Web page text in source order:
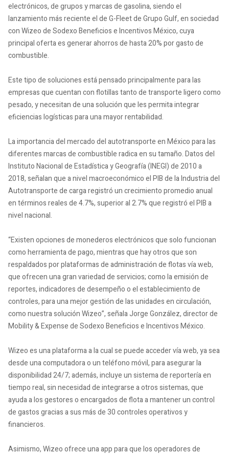
electrónicos, de grupos y marcas de gasolina, siendo el
lanzamiento más reciente el de G-Fleet de Grupo Gulf, en sociedad
con Wizeo de Sodexo Beneficios e Incentivos México, cuya
principal oferta es generar ahorros de hasta 20% por gasto de
combustible.
Este tipo de soluciones está pensado principalmente para las
empresas que cuentan con flotillas tanto de transporte ligero como
pesado, y necesitan de una solución que les permita integrar
eficiencias logísticas para una mayor rentabilidad.
La importancia del mercado del autotransporte en México para las
diferentes marcas de combustible radica en su tamaño. Datos del
Instituto Nacional de Estadística y Geografía (INEGI) de 2010 a
2018, señalan que a nivel macroeconómico el PIB de la Industria del
Autotransporte de carga registró un crecimiento promedio anual
en términos reales de 4.7%, superior al 2.7% que registró el PIB a
nivel nacional.
“Existen opciones de monederos electrónicos que solo funcionan
como herramienta de pago, mientras que hay otros que son
respaldados por plataformas de administración de flotas vía web,
que ofrecen una gran variedad de servicios; como la emisión de
reportes, indicadores de desempeño o el establecimiento de
controles, para una mejor gestión de las unidades en circulación,
como nuestra solución Wizeo”, señala Jorge González, director de
Mobility & Expense de Sodexo Beneficios e Incentivos México.
Wizeo es una plataforma a la cual se puede acceder vía web, ya sea
desde una computadora o un teléfono móvil, para asegurar la
disponibilidad 24/7; además, incluye un sistema de reportería en
tiempo real, sin necesidad de integrarse a otros sistemas, que
ayuda a los gestores o encargados de flota a mantener un control
de gastos gracias a sus más de 30 controles operativos y
financieros.
Asimismo, Wizeo ofrece una app para que los operadores de